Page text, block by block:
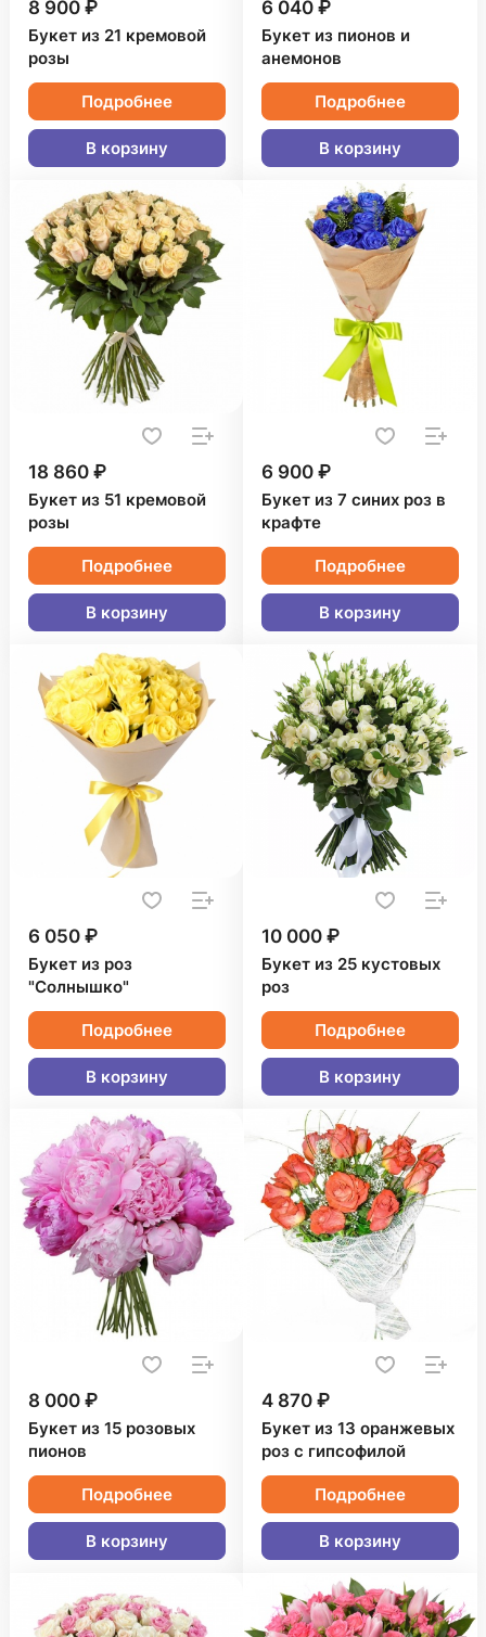
8 900 ₽
Букет из 21 кремовой
розы
Подробнее
В корзину
6 040 ₽
Букет из пионов и
анемонов
Подробнее
В корзину
18 860 ₽
Букет из 51 кремовой
розы
Подробнее
В корзину
6 900 ₽
Букет из 7 синих роз в
крафте
Подробнее
В корзину
6 050 ₽
Букет из роз
"Солнышко"
Подробнее
В корзину
10 000 ₽
Букет из 25 кустовых
роз
Подробнее
В корзину
8 000 ₽
Букет из 15 розовых
пионов
Подробнее
В корзину
4 870 ₽
Букет из 13 оранжевых
роз с гипсофилой
Подробнее
В корзину